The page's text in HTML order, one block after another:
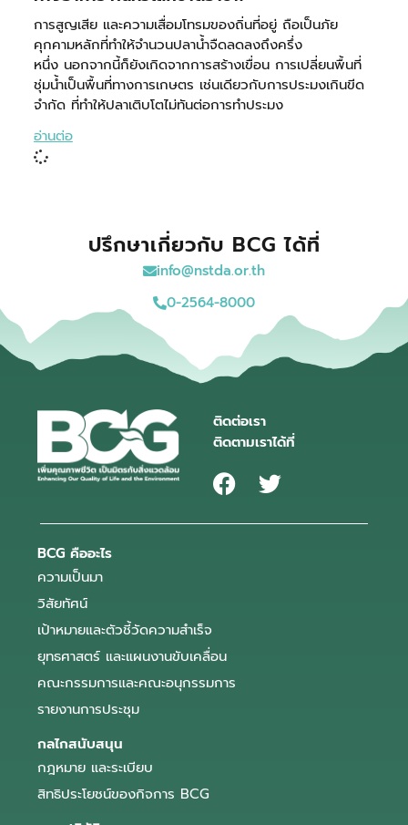
การสูญเสีย และความเสื่อมโทรมของถิ่นที่อยู่ ถือเป็นภัย
คุกคามหลักที่ทำให้จำนวนปลาน้ำจืดลดลงถึงครึ่ง
หนึ่ง นอกจากนี้ก็ยังเกิดจากการสร้างเขื่อน การเปลี่ยนพื้นที่
ชุ่มน้ำเป็นพื้นที่ทางการเกษตร เช่นเดียวกับการประมงเกินขีด
จำกัด ที่ทำให้ปลาเติบโตไม่ทันต่อการทำประมง
อ่านต่อ
ปรึกษาเกี่ยวกับ BCG ได้ที่
info@nstda.or.th
0-2564-8000
ติดต่อเรา
ติดตามเราได้ที่
BCG คืออะไร
ความเป็นมา
วิสัยทัศน์
เป้าหมายและตัวชี้วัดความสำเร็จ
ยุทธศาสตร์ และแผนงานขับเคลื่อน
คณะกรรมการและคณะอนุกรรมการ
รายงานการประชุม
กลไกสนับสนุน
กฎหมาย และระเบียบ
สิทธิประโยชน์ของกิจการ BCG